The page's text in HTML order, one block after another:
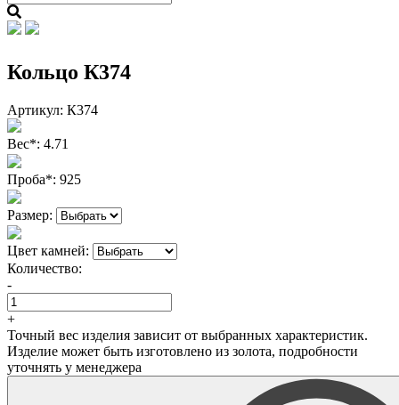
Кольцо К374
Артикул: К374
Вес*: 4.71
Проба*: 925
Размер:
Цвет камней:
Количество:
-
+
Точный вес изделия зависит от выбранных характеристик.
Изделие может быть изготовлено из золота, подробности
уточнять у менеджера